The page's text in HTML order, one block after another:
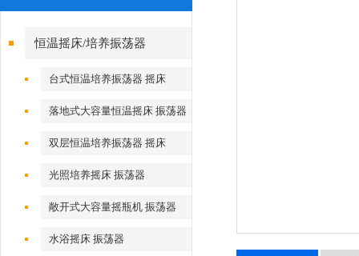
恒温摇床/培养振荡器
台式恒温培养振荡器 摇床
落地式大容量恒温摇床 振荡器
双层恒温培养振荡器 摇床
光照培养摇床 振荡器
敞开式大容量摇瓶机 振荡器
水浴摇床 振荡器